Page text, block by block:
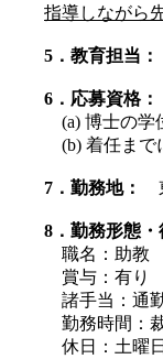
指導しながら
5．教育担当：
6．応募資格：
(a) 博士の学
(b) 着任まで
7．勤務地：
8．勤務形態・
職名：助教
賞与：有り
諸手当：通
勤務時間：裁
休日：土曜